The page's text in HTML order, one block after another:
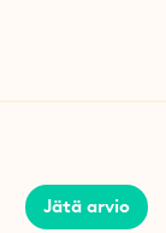
Jätä arvio